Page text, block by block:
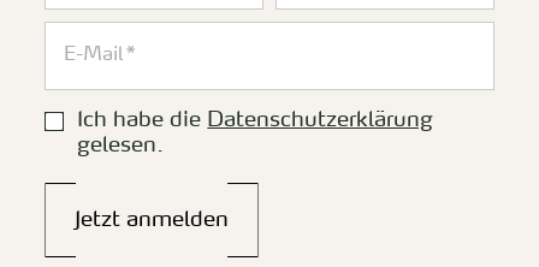
Ich habe die Datenschutzerklärung
gelesen.
Jetzt anmelden